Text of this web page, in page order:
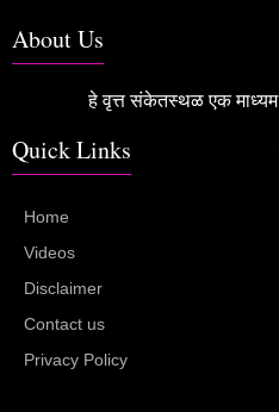
About Us
हे वृत्त संकेतस्थळ एक
Quick Links
Home
Videos
Disclaimer
Contact us
Privacy Policy